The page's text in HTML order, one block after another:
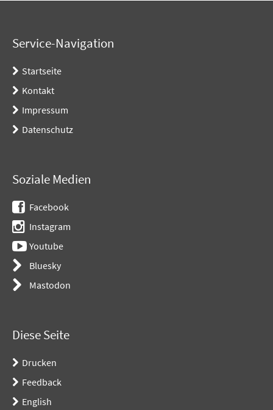
Service-Navigation
Startseite
Kontakt
Impressum
Datenschutz
Soziale Medien
Facebook
Instagram
Youtube
Bluesky
Mastodon
Diese Seite
Drucken
Feedback
English